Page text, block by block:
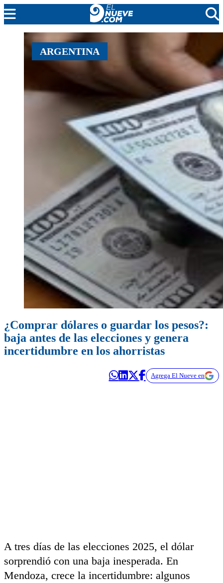
EL NUEVE
SOCIEDAD
POLICIALES
ARGENTINA
¿Comprar dólares o guardar los pesos?:
baja antes de las elecciones y genera
incertidumbre en los ahorristas
Agrega El Nueve en
A tres días de las elecciones 2025, el dólar
sorprendió con una baja inesperada. En
Mendoza, crece la incertidumbre: algunos